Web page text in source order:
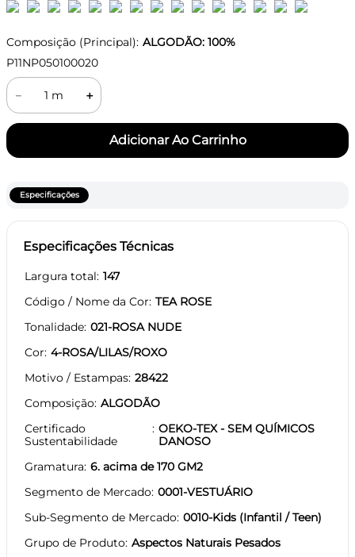
Composição (Principal): ALGODÃO: 100%
P11NP050100020
＋
－
Especificações
Especificações Técnicas
Largura total 147
Código / Nome da Cor TEA ROSE
Tonalidade 021-ROSA NUDE
Cor 4-ROSA/LILAS/ROXO
Motivo / Estampas 28422
Composição ALGODÃO
Certificado
Sustentabilidade
OEKO-TEX - SEM QUÍMICOS
DANOSO
Gramatura 6. acima de 170 GM2
Segmento de Mercado 0001-VESTUÁRIO
Sub-Segmento de Mercado 0010-Kids (Infantil / Teen)
Grupo de Produto Aspectos Naturais Pesados